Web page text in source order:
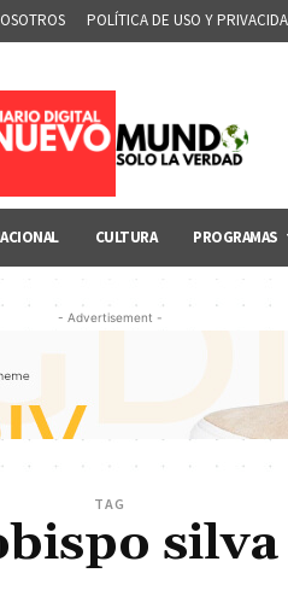
POLÍTICA DE USO Y
CULTURA PROGRAMAS
- Advertisement -
TAG
silva